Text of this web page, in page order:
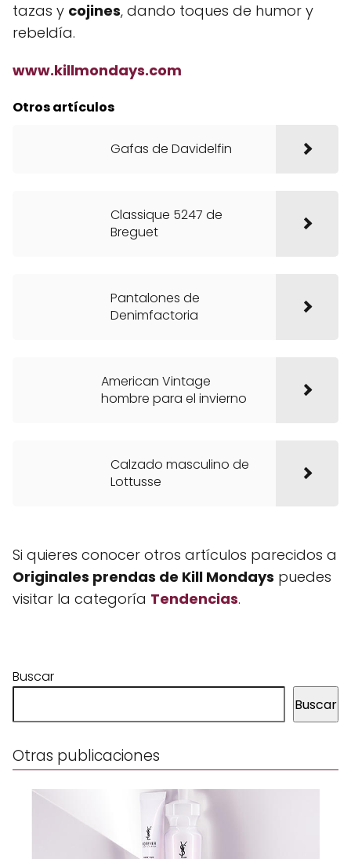
tazas y cojines, dando toques de humor y
rebeldía.
www.killmondays.com
Otros artículos
Gafas de Davidelfin
Classique 5247 de
Breguet
Pantalones de
Denimfactoria
American Vintage
hombre para el invierno
Calzado masculino de
Lottusse
Si quieres conocer otros artículos parecidos a
Originales prendas de Kill Mondays puedes
visitar la categoría Tendencias.
Buscar
Buscar
Otras publicaciones